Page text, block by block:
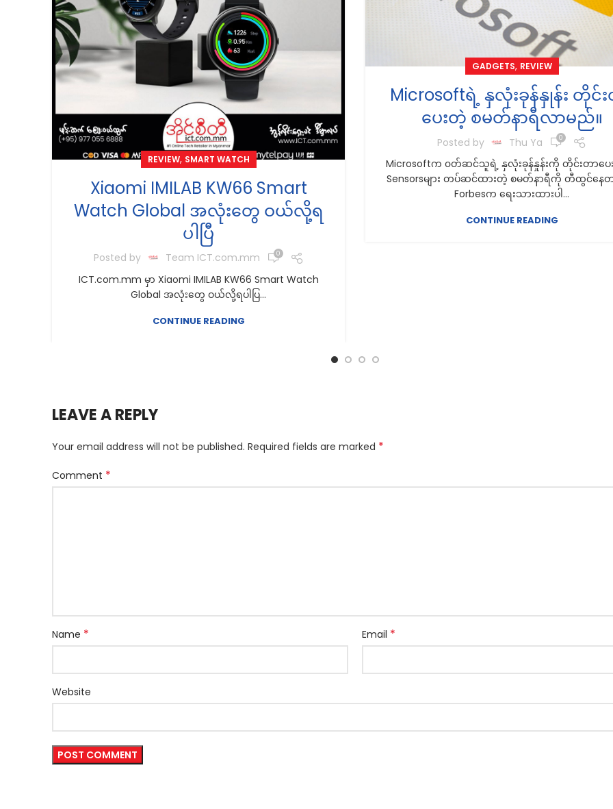
REVIEW, SMART WATCH
Xiaomi IMILAB KW66 Smart
Watch Global အလုံးတွေ ဝယ်လို့ရ
ပါပြီ
Posted by Team ICT.com.mm 0
ICT.com.mm မှာ Xiaomi IMILAB KW66 Smart Watch
Global အလုံးတွေ ဝယ်လို့ရပါပြ...
CONTINUE READING
GADGETS, REVIEW
Microsoftရဲ့ နှလုံးခုန်နှုန်း တိုင်
ပေးတဲ့ စမတ်နာရီလာမည်။
Posted by Thu Ya 0
Microsoftက ၀တ်ဆင်သူရဲ့ နှလုံးခုန်နှုန်းကို တိုင်းတာပေ
Sensorsများ တပ်ဆင်ထားတဲ့ စမတ်နာရီကို တီထွင်န
Forbesက ရေးသားထားပါ...
CONTINUE READING
LEAVE A REPLY
Your email address will not be published. Required fields are marked *
Comment *
Name * Email *
Website